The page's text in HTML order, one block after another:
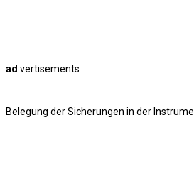
ad vertisements
Belegung der Sicherungen in der